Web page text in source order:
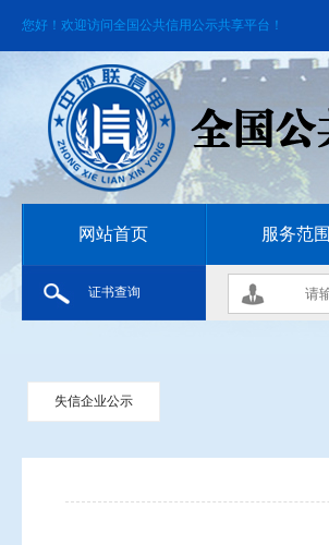
您好！欢迎访问全国公共信用公示共享平台！
网站首页 服务范围
证书查询
失信企业公示